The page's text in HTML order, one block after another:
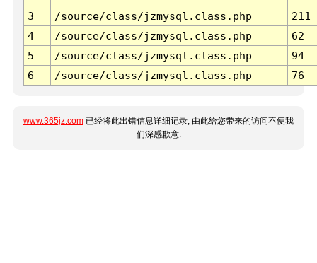
3 /source/class/jzmysql.class.php
211
4
/source/class/jzmysql.class.php
62
5
/source/class/jzmysql.class.php
94
6
/source/class/jzmysql.class.php 76
www.365jz.com 已经将此出错信息详细记录, 由此给您带来的访问不便我
们深感歉意.